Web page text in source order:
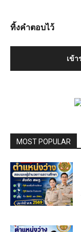
ทิ้งคำตอบไว้
เข้
MOST POPULAR